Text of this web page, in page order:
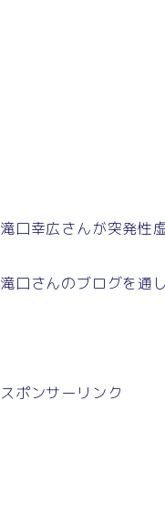
滝口幸広さんが突発性
滝口さんのブログを通
スポンサーリンク